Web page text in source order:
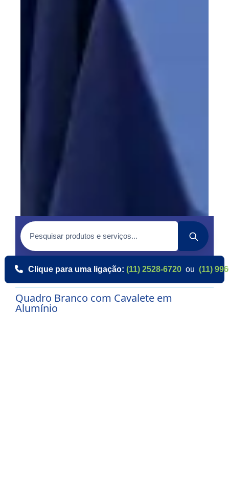
Clique para uma ligação: (11) 2528-6720 ou (11)
Quadro Branco com Cavalete em
Alumínio